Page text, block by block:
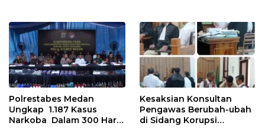
Pelayanan Primer
Polrestabes Medan
Ungkap 1.187 Kasus
Narkoba Dalam 300 Hari
Kesaksian Konsultan
Pengawas Berubah-ubah
di Sidang Korupsi